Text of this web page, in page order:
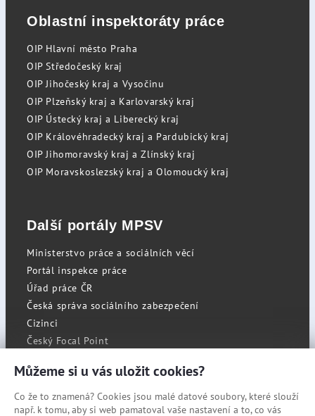
Oblastní inspektoráty práce
OIP Hlavní město Praha
OIP Středočeský kraj
OIP Jihočeský kraj a Vysočinu
OIP Plzeňský kraj a Karlovarský kraj
OIP Ústecký kraj a Liberecký kraj
OIP Královéhradecký kraj a Pardubický kraj
OIP Jihomoravský kraj a Zlínský kraj
OIP Moravskoslezský kraj a Olomoucký kraj
Další portály MPSV
Ministerstvo práce a sociálních věcí
Portál inspekce práce
Úřad práce ČR
Česká správa sociálního zabezpečení
Cizinci
Český Focal Point
RSS
Můžeme si u vás uložit cookies?
Co že to znamená? Cookies jsou malé datové soubory, které slouží
např. k tomu, aby si web pamatoval vaše nastavení a to, co vás